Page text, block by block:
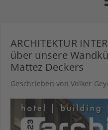
ARCHITEKTUR
über unsere
Mattez Deckers
Geschrieben von Volker